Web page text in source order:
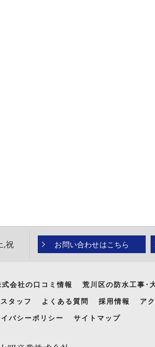
,祝 お問い合わせはこちら
会社の口コミ情報
荒川区の防水工事･
スタッフ よくある質問 採用情報 ア
バシーポリシー サイトマップ